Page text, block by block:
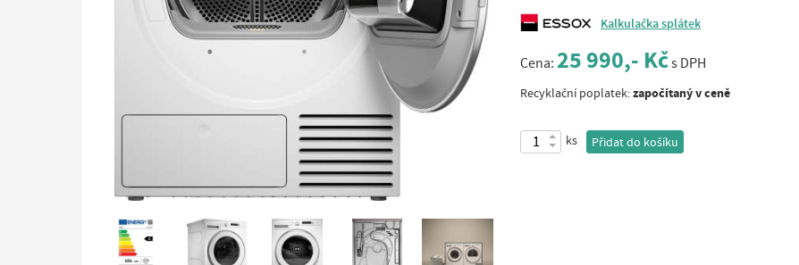
Kalkulačka splátek
Cena: 25 990,- Kčs DPH
Recyklační poplatek:započítaný v ceně
ks Přidat do košíku